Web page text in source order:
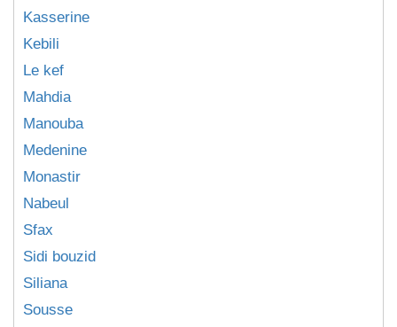
Kasserine
Kebili
Le kef
Mahdia
Manouba
Medenine
Monastir
Nabeul
Sfax
Sidi bouzid
Siliana
Sousse